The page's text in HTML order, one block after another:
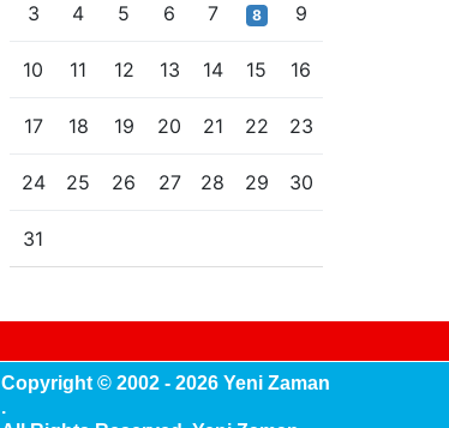
3 4 5 6 7 8 9
10 11 12 13 14 15 16
17 18 19 20 21 22 23
24 25 26 27 28 29 30
31
Copyright © 2002 - 2026 Yeni Zaman
.